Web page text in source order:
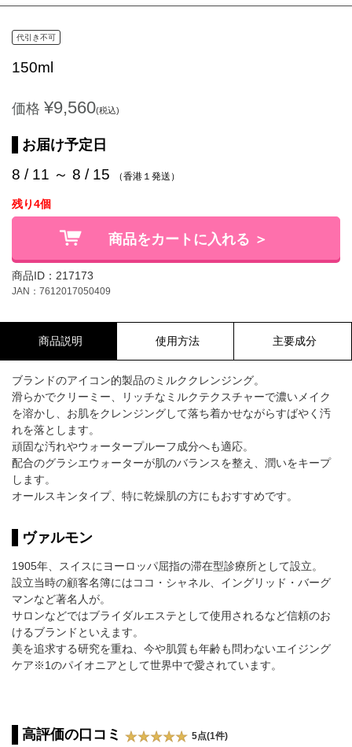
代引き不可
150ml
価格 ¥9,560(税込)
お届け予定日
8 / 11 ～ 8 / 15 （香港１発送）
残り4個
商品をカートに入れる ＞
商品ID：217173
JAN：7612017050409
商品説明 使用方法 主要成分
ブランドのアイコン的製品のミルククレンジング。
滑らかでクリーミー、リッチなミルクテクスチャーで濃いメイク
を溶かし、お肌をクレンジングして落ち着かせながらすばやく汚
れを落とします。
頑固な汚れやウォータープルーフ成分へも適応。
配合のグラシエウォーターが肌のバランスを整え、潤いをキープ
します。
オールスキンタイプ、特に乾燥肌の方にもおすすめです。
ヴァルモン
1905年、スイスにヨーロッパ屈指の滞在型診療所として設立。
設立当時の顧客名簿にはココ・シャネル、イングリッド・バーグ
マンなど著名人が。
サロンなどではブライダルエステとして使用されるなど信頼のお
けるブランドといえます。
美を追求する研究を重ね、今や肌質も年齢も問わないエイジング
ケア※1のパイオニアとして世界中で愛されています。
高評価の口コミ 5点(1件)